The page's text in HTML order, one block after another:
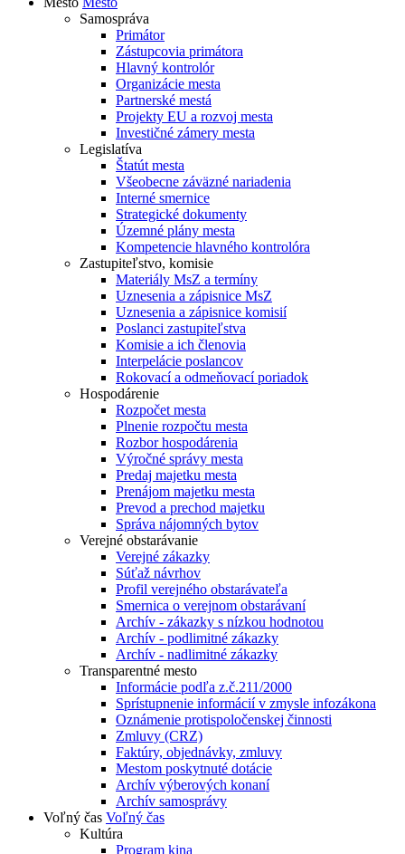
Samospráva
Primátor
Zástupcovia primátora
Hlavný kontrolór
Organizácie mesta
Partnerské mestá
Projekty EU a rozvoj mesta
Investičné zámery mesta
Legislatíva
Štatút mesta
Všeobecne záväzné nariadenia
Interné smernice
Strategické dokumenty
Územné plány mesta
Kompetencie hlavného kontrolóra
Zastupiteľstvo, komisie
Materiály MsZ a termíny
Uznesenia a zápisnice MsZ
Uznesenia a zápisnice komisií
Poslanci zastupiteľstva
Komisie a ich členovia
Interpelácie poslancov
Rokovací a odmeňovací poriadok
Hospodárenie
Rozpočet mesta
Plnenie rozpočtu mesta
Rozbor hospodárenia
Výročné správy mesta
Predaj majetku mesta
Prenájom majetku mesta
Prevod a prechod majetku
Správa nájomných bytov
Verejné obstarávanie
Verejné zákazky
Súťaž návrhov
Profil verejného obstarávateľa
Smernica o verejnom obstarávaní
Archív - zákazky s nízkou hodnotou
Archív - podlimitné zákazky
Archív - nadlimitné zákazky
Transparentné mesto
Informácie podľa z.č.211/2000
Sprístupnenie informácií v zmysle infozákona
Oznámenie protispoločenskej činnosti
Zmluvy (CRZ)
Faktúry, objednávky, zmluvy
Mestom poskytnuté dotácie
Archív výberových konaní
Archív samosprávy
Voľný čas Voľný čas
Kultúra
Program kina